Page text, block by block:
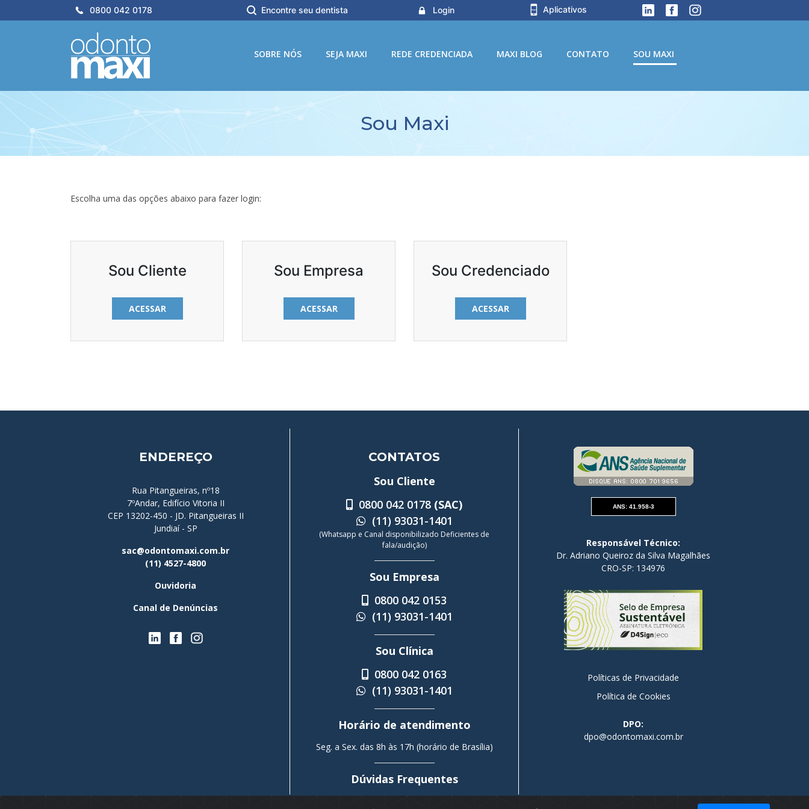
0800 042 0178 Encontre seu dentista Login Aplicativos
SOBRE NÓS SEJA MAXI REDE CREDENCIADA MAXI BLOG CONTATO SOU MAXI
Sou Maxi
Escolha uma das opções abaixo para fazer login:
Sou Cliente
ACESSAR
Sou Empresa
ACESSAR
Sou Credenciado
ACESSAR
ENDEREÇO
Rua Pitangueiras, nº18
7ºAndar, Edifício Vitoria II
CEP 13202-450 - JD. Pitangueiras II
Jundiaí - SP
sac@odontomaxi.com.br
(11) 4527-4800
Ouvidoria
Canal de Denúncias
CONTATOS
Sou Cliente
0800 042 0178 (SAC)
(11) 93031-1401
(Whatsapp e Canal disponibilizado Deficientes de
fala/audição)
Sou Empresa
0800 042 0153
(11) 93031-1401
Sou Clínica
0800 042 0163
(11) 93031-1401
Horário de atendimento
Seg. a Sex. das 8h às 17h (horário de Brasília)
Dúvidas Frequentes
ANS: 41.958-3
Responsável Técnico:
Dr. Adriano Queiroz da Silva Magalhães
CRO-SP: 134976
Políticas de Privacidade
Política de Cookies
DPO:
dpo@odontomaxi.com.br